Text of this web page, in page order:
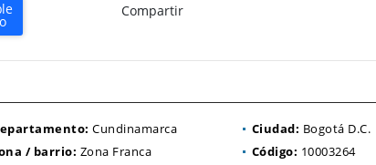
Compartir
Cundinamarca Ciudad: Bogotá D.C.
/ barrio: Zona Franca Código: 10003264